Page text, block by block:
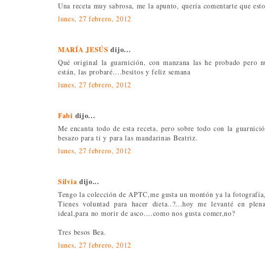
Una receta muy sabrosa, me la apunto, quería comentarte que
lunes, 27 febrero, 2012
MARÍA JESÚS dijo...
Qué original la guarnición, con manzana las he probado pero
están, las probaré....besitos y feliz semana
lunes, 27 febrero, 2012
Fabi dijo...
Me encanta todo de esta receta, pero sobre todo con la
besazo para ti y para las mandarinas Beatriz.
lunes, 27 febrero, 2012
Silvia dijo...
Tengo la colección de APTC,me gusta un montón ya la
Tienes voluntad para hacer dieta..?...hoy me levanté en
ideal,para no morir de asco....como nos gusta comer,no?
Tres besos Bea.
lunes, 27 febrero, 2012